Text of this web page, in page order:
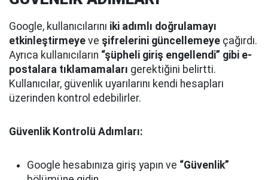
Google, kullanıcılarını iki adımlı doğrulamayı
etkinleştirmeye ve şifrelerini güncellemeye çağırdı.
Ayrıca kullanıcıların “şüpheli giriş engellendi” gibi e-
postalara tıklamamaları gerektiğini belirtti.
Kullanıcılar, güvenlik uyarılarını kendi hesapları
üzerinden kontrol edebilirler.
Güvenlik Kontrolü Adımları:
Google hesabınıza giriş yapın ve “Güvenlik”